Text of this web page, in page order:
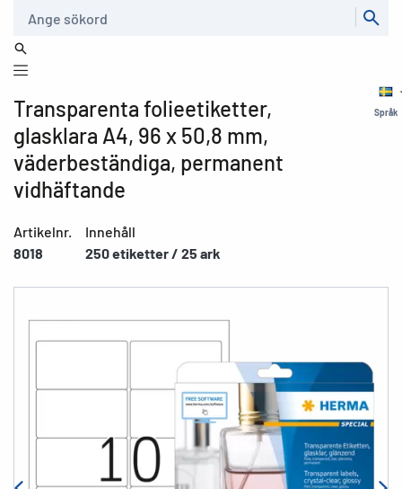
Språk
Transparenta folieetiketter,
glasklara A4, 96 x 50,8 mm,
väderbeständiga, permanent
vidhäftande
Artikelnr.
8018
Innehåll
250 etiketter / 25 ark